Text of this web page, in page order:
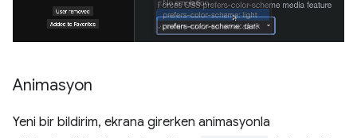
Animasyon
Yeni bir bildirim, ekrana girerken animasyonla